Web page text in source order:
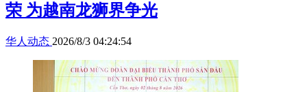
荣 为越南龙狮界争光
华人动态 2026/8/3 04:24:54